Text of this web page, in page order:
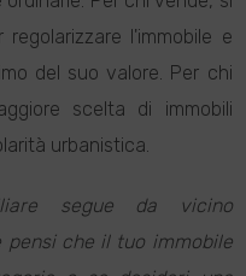
l'immobile e
del suo valore. Per chi
scelta di immobili
urbanistica.
segue da vicino
pensi che il tuo immobile